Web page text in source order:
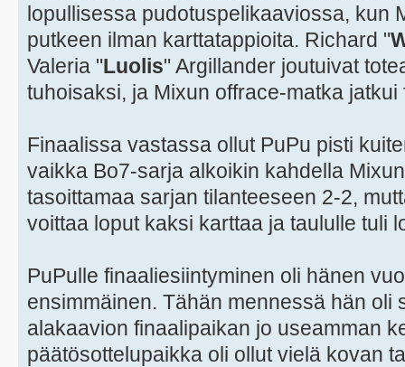
lopullisessa pudotuspelikaaviossa, kun
putkeen ilman karttatappioita. Richard "
Valeria "Luolis" Argillander joutuivat
tuhoisaksi, ja Mixun offrace-matka jatkui
Finaalissa vastassa ollut PuPu pisti
vaikka Bo7-sarja alkoikin kahdella
tasoittamaa sarjan tilanteeseen 2-2,
voittaa loput kaksi karttaa ja taululle tuli
PuPulle finaaliesiintyminen oli hänen
ensimmäinen. Tähän mennessä hän oli
alakaavion finaalipaikan jo useamman
päätösottelupaikka oli ollut vielä kovan